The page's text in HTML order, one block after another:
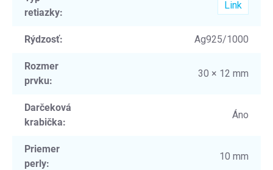
retiazky:
Link
Rýdzosť: Ag925/1000
Rozmer
prvku:
30 × 12 mm
Darčeková
krabička:
Áno
Priemer
perly:
10 mm